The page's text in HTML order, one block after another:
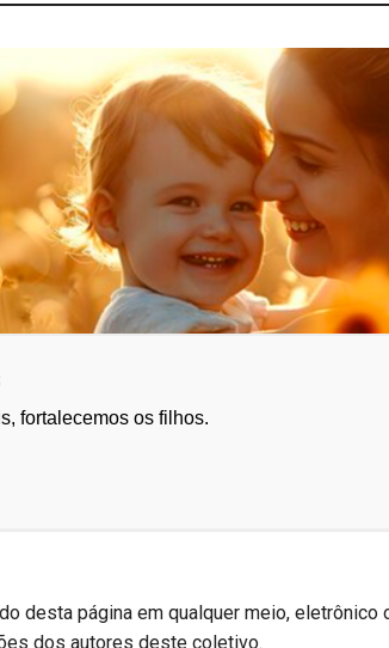
fortalecemos os filhos.
desta página em qualquer meio,
dos autores deste coletivo.